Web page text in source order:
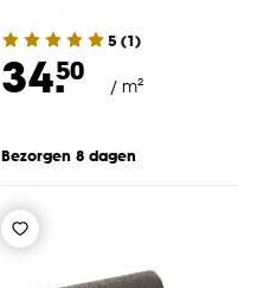
5 (1)
34.50
/ m²
Bezorgen 8 dagen